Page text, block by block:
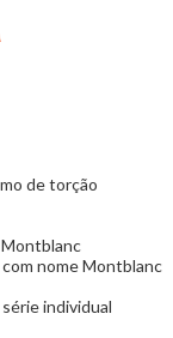
de torção
Montblanc
nome Montblanc
individual